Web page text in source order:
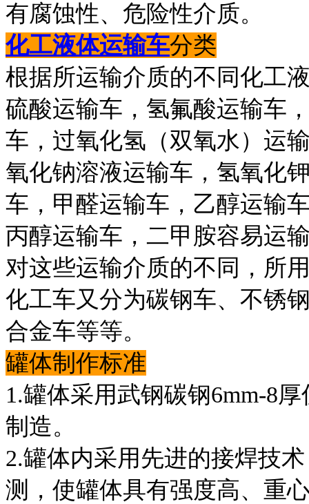
有腐蚀性、危险性介质。
化工液体运输车分类
根据所运输介质的不同化工
硫酸运输车，氢氟酸运输车
车，过氧化氢（双氧水）运
氧化钠溶液运输车，氢氧化
车，甲醛运输车，乙醇运输
丙醇运输车，二甲胺容易运
对这些运输介质的不同，所
化工车又分为碳钢车、不锈
合金车等等。
罐体制作标准
1.罐体采用武钢碳钢6mm-8
制造。
2.罐体内采用先进的接焊技
测，使罐体具有强度高、重